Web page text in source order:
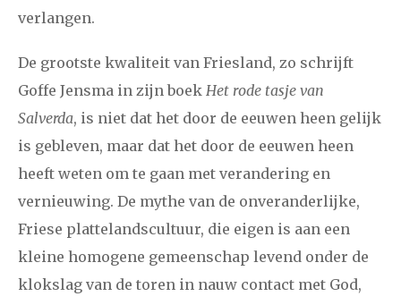
verlangen.
De grootste kwaliteit van Friesland, zo schrijft
Goffe Jensma in zijn boek Het rode tasje van
Salverda, is niet dat het door de eeuwen heen gelijk
is gebleven, maar dat het door de eeuwen heen
heeft weten om te gaan met verandering en
vernieuwing. De mythe van de onveranderlijke,
Friese plattelandscultuur, die eigen is aan een
kleine homogene gemeenschap levend onder de
klokslag van de toren in nauw contact met God,